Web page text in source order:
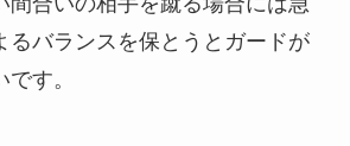
るバランスを保とうとガードが
す。